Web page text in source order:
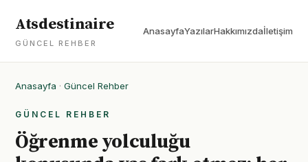
Atsdestinaire
GÜNCEL REHBER
AnasayfaYazılarHakkımızdaİletişim
Anasayfa · Güncel Rehber
GÜNCEL REHBER
Öğrenme yolculuğu